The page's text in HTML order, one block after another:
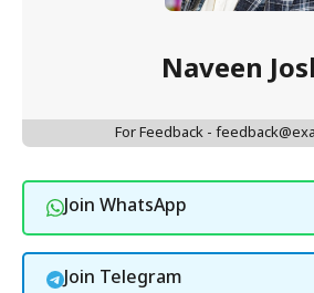
Naveen
For Feedback -
Join WhatsApp
Join Telegram